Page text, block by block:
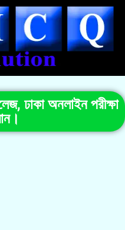
ঢাকা অনলাইন পরীক্ষা